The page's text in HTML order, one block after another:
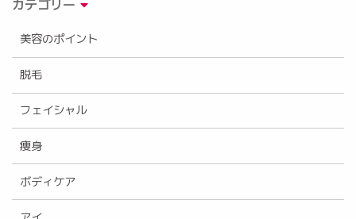
カテゴリー
美容のポイント
脱毛
フェイシャル
痩身
ボディケア